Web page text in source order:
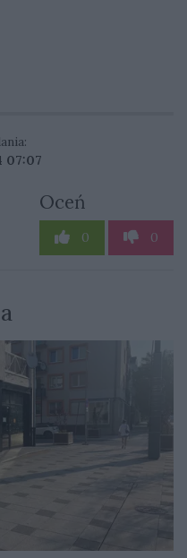
07:07
Oceń
0 0